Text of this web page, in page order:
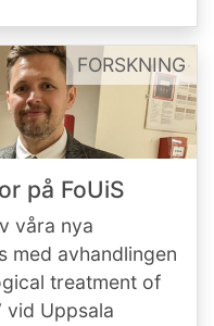
FORSKNING
på FoUiS
våra nya
med avhandlingen
treatment of
vid Uppsala